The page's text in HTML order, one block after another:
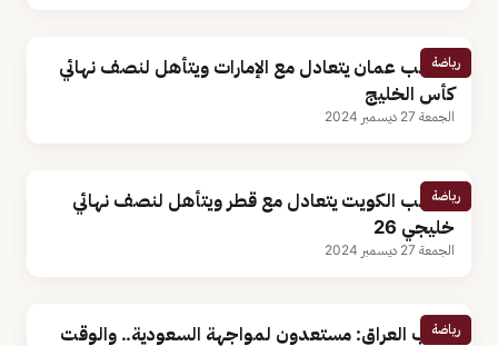
رياضة
منتخب عمان يتعادل مع الإمارات ويتأهل لنصف نهائي
كأس الخليج
الجمعة 27 ديسمبر 2024
رياضة
منتخب الكويت يتعادل مع قطر ويتأهل لنصف نهائي
خليجي 26
الجمعة 27 ديسمبر 2024
رياضة
مدرب العراق: مستعدون لمواجهة السعودية.. والوقت